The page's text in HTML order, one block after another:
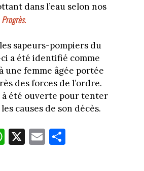
dans l’eau selon nos
Progrès.
sapeurs-pompiers du
a été identifié comme
une femme âgée portée
des forces de l’ordre.
été ouverte pour tenter
causes de son décès.
W
ha
X E
m
Pa
rt